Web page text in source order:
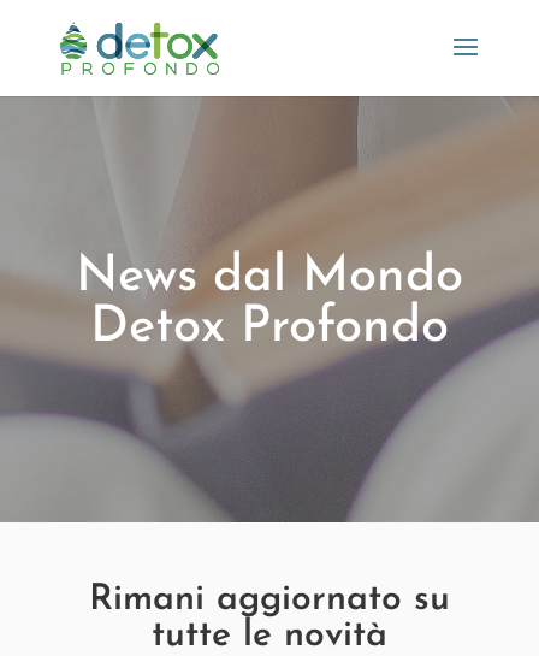
News dal Mondo
Detox Profondo
Rimani aggiornato su
tutte le novità